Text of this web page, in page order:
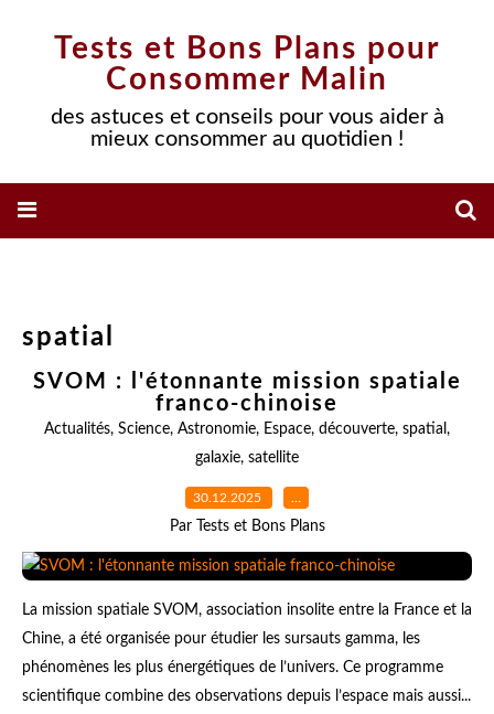
Tests et Bons Plans pour
Consommer Malin
des astuces et conseils pour vous aider à
mieux consommer au quotidien !
spatial
SVOM : l'étonnante mission spatiale
franco-chinoise
Actualités, Science, Astronomie, Espace, découverte, spatial ,
galaxie, satellite
30.12.2025 …
Par Tests et Bons Plans
La mission spatiale SVOM, association insolite entre la France et la
Chine, a été organisée pour étudier les sursauts gamma, les
phénomènes les plus énergétiques de l’univers. Ce programme
scientifique combine des observations depuis l’espace mais aussi...